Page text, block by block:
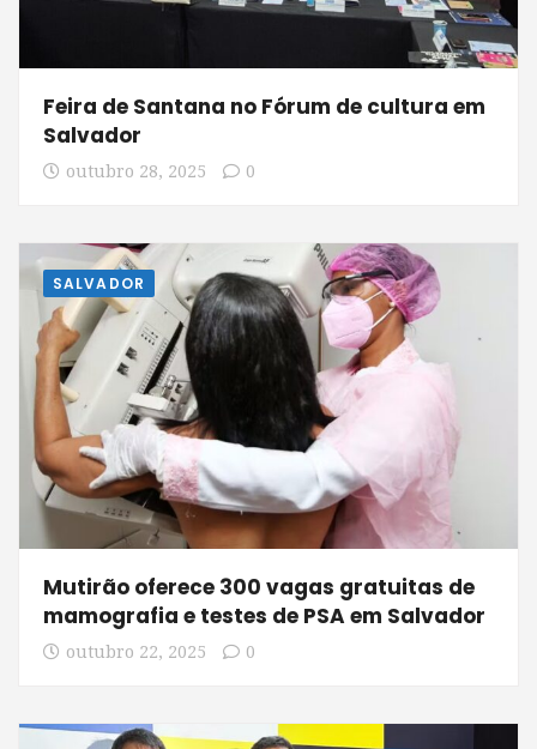
Feira de Santana no Fórum de cultura em
Salvador
outubro 28, 2025 0
SALVADOR
Mutirão oferece 300 vagas gratuitas de
mamografia e testes de PSA em Salvador
outubro 22, 2025 0